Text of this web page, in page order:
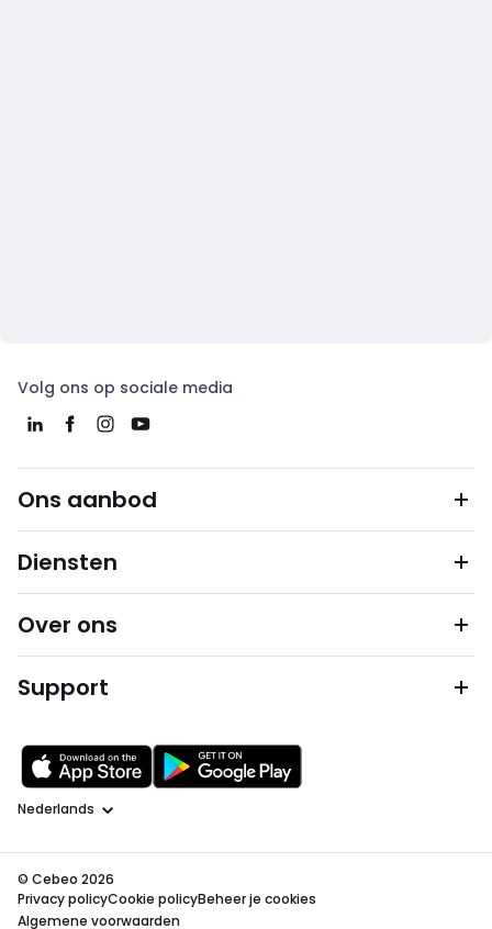
Volg ons op sociale media
Ons aanbod
Diensten
Over ons
Support
Taal
© Cebeo 2026
Privacy policyCookie policyBeheer je cookies
Algemene voorwaarden